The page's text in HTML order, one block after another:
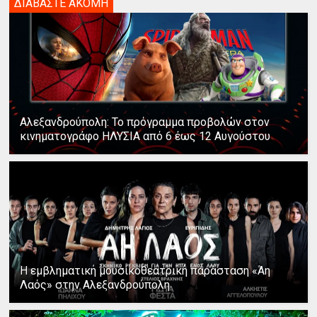
ΔΙΑΒΑΣΤΕ ΑΚΟΜΗ
Αλεξανδρούπολη: Το πρόγραμμα προβολών στον
κινηματογράφο ΗΛΥΣΙΑ από 6 έως 12 Αυγούστου
Η εμβληματική μουσικοθεατρική παράσταση «Άη
Λαός» στην Αλεξανδρούπολη